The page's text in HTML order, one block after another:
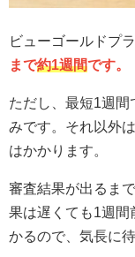
ビューゴールドプ
まで約1週間です。
ただし、最短1週
みです。それ以外
はかかります。
審査結果が出るま
果は遅くても1週間
かるので、気長に